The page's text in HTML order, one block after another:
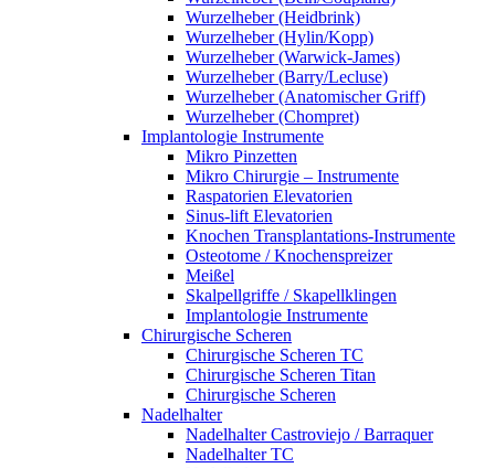
Wurzelheber (Heidbrink)
Wurzelheber (Hylin/Kopp)
Wurzelheber (Warwick-James)
Wurzelheber (Barry/Lecluse)
Wurzelheber (Anatomischer Griff)
Wurzelheber (Chompret)
Implantologie Instrumente
Mikro Pinzetten
Mikro Chirurgie – Instrumente
Raspatorien Elevatorien
Sinus-lift Elevatorien
Knochen Transplantations-Instrumente
Osteotome / Knochenspreizer
Meißel
Skalpellgriffe / Skapellklingen
Implantologie Instrumente
Chirurgische Scheren
Chirurgische Scheren TC
Chirurgische Scheren Titan
Chirurgische Scheren
Nadelhalter
Nadelhalter Castroviejo / Barraquer
Nadelhalter TC